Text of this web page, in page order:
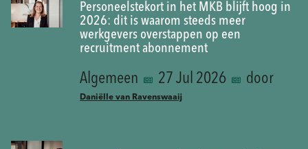
Personeelstekort in het MKB blijft hoog in
2026: dit is waarom steeds meer
werkgevers overstappen op een
recruitment abonnement
Algemeen 27 Jul 2026 door
Daniëlle van Ravenswaaij